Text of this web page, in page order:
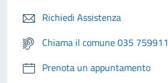
Richiedi Assistenza
Chiama il comune 035 759911
Prenota un appuntamento